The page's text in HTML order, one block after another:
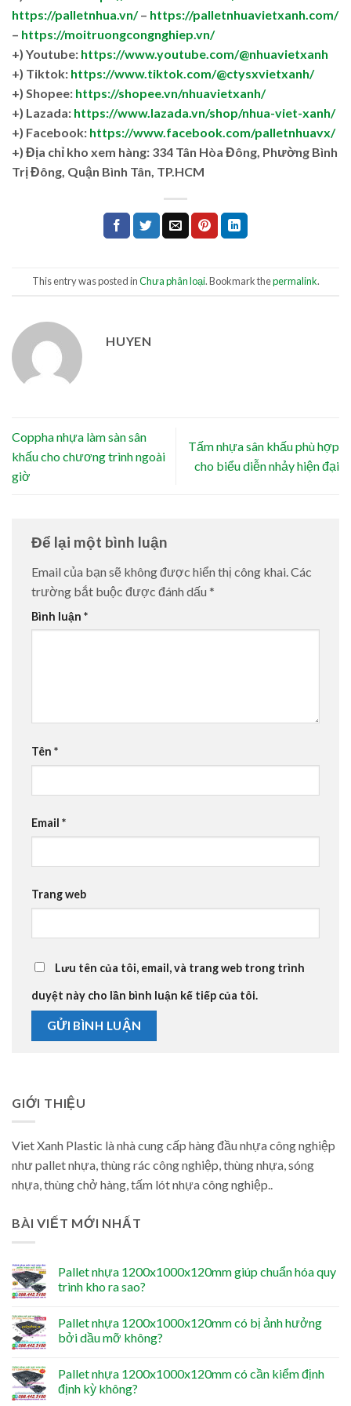
https://palletnhua.vn/– https://palletnhuavietxanh.com/
– https://moitruongcongnghiep.vn/
+) Youtube: https://www.youtube.com/@nhuavietxanh
+) Tiktok: https://www.tiktok.com/@ctysxvietxanh/
+) Shopee: https://shopee.vn/nhuavietxanh/
+) Lazada: https://www.lazada.vn/shop/nhua-viet-xanh/
+) Facebook: https://www.facebook.com/palletnhuavx/
+) Địa chỉ kho xem hàng: 334 Tân Hòa Đông, Phường Bình
Trị Đông, Quận Bình Tân, TP.HCM
This entry was posted inChưa phân loại. Bookmark thepermalink.
HUYEN
Coppha nhựa làm sàn sân
khấu cho chương trình ngoài
giờ
Tấm nhựa sân khấu phù hợp
cho biểu diễn nhảy hiện đại
Để lại một bình luận
Email của bạn sẽ không được hiển thị công khai. Các
trường bắt buộc được đánh dấu *
Bình luận *
Tên *
Email *
Trang web
Lưu tên của tôi, email, và trang web trong trình
duyệt này cho lần bình luận kế tiếp của tôi.
GIỚI THIỆU
Viet Xanh Plastic là nhà cung cấp hàng đầu nhựa công nghiệp
như pallet nhựa, thùng rác công nghiệp, thùng nhựa, sóng
nhựa, thùng chở hàng, tấm lót nhựa công nghiệp..
BÀI VIẾT MỚI NHẤT
Pallet nhựa 1200x1000x120mm giúp chuẩn hóa quy
trình kho ra sao?
Pallet nhựa 1200x1000x120mm có bị ảnh hưởng
bởi dầu mỡ không?
Pallet nhựa 1200x1000x120mm có cần kiểm định
định kỳ không?